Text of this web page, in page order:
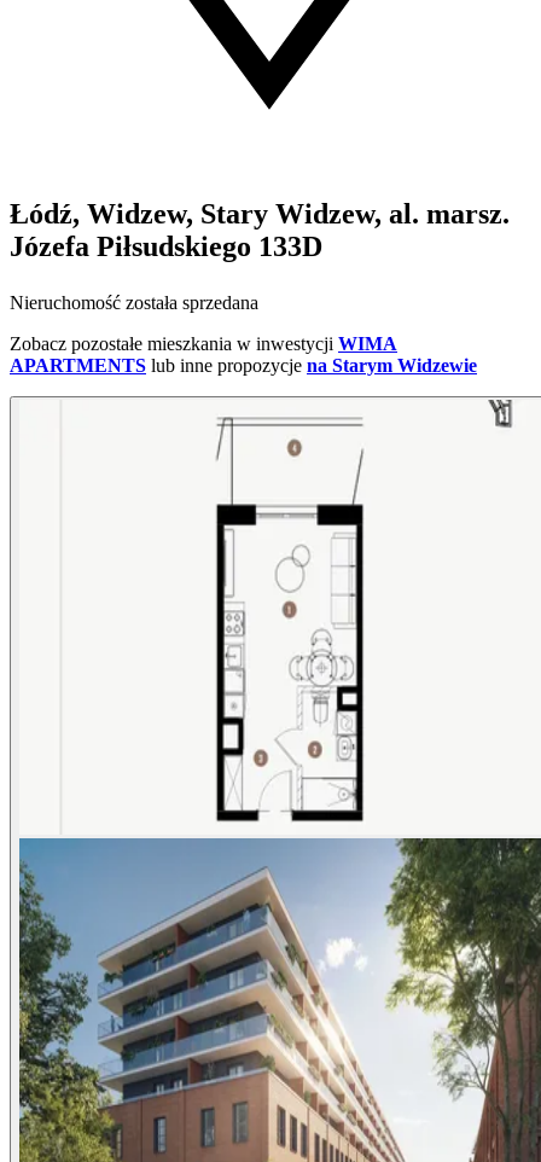
Łódź, Widzew, Stary Widzew, al. marsz.
Józefa Piłsudskiego 133D
Nieruchomość została sprzedana
Zobacz pozostałe mieszkania w inwestycji WIMA
APARTMENTS lub inne propozycje na Starym Widzewie